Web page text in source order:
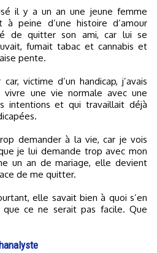
peine d’une histoire d’amour
de quitter son ami, car lui se
fumait tabac et cannabis et
pente.
victime d’un handicap, j’avais
vivre une vie normale avec une
intentions et qui travaillait déjà
demander à la vie, car je vois
je lui demande trop avec mon
un an de mariage, elle devient
de me quitter.
elle savait bien à quoi s’en
que ce ne serait pas facile. Que